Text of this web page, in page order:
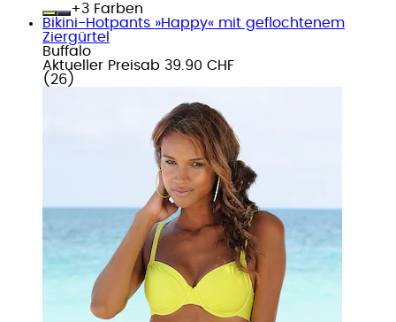
+
Farben
Bikini-Hotpants »Happy« mit geflochtenem
Ziergürtel
Buffalo
Aktueller Preisab 39.90 CHF
( 26 )